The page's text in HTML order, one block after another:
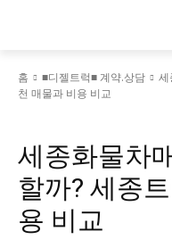
홈 ■디젤트럭■ 계약.상담
세
천 매물과 비용 비교
세종화물차
할까? 세종
용 비교